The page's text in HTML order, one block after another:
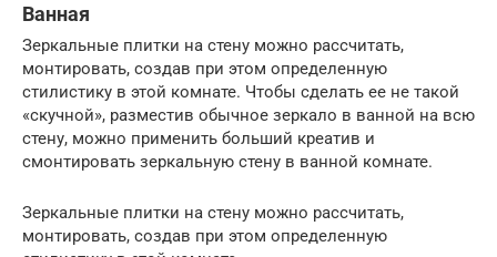
Ванная
Зеркальные плитки на стену можно рассчитать,
монтировать, создав при этом определенную
стилистику в этой комнате. Чтобы сделать ее не такой
«скучной», разместив обычное зеркало в ванной на всю
стену, можно применить больший креатив и
смонтировать зеркальную стену в ванной комнате.
Зеркальные плитки на стену можно рассчитать,
монтировать, создав при этом определенную